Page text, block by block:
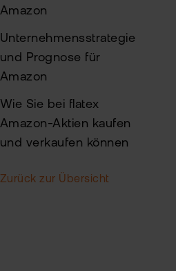
Amazon
Unternehmensstrategie
und Prognose für
Amazon
Wie Sie bei flatex
Amazon-Aktien kaufen
und verkaufen können
Zurück zur Übersicht